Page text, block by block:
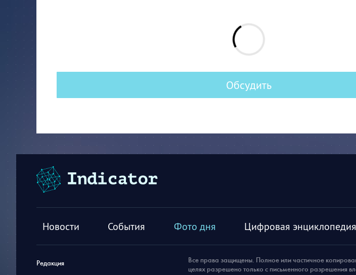
Обсудить
Новости События Фото дня Цифровая энциклопедия
Редакция
Все права защищены. Полное или частичное
целях разрешено только с письменного разрешения